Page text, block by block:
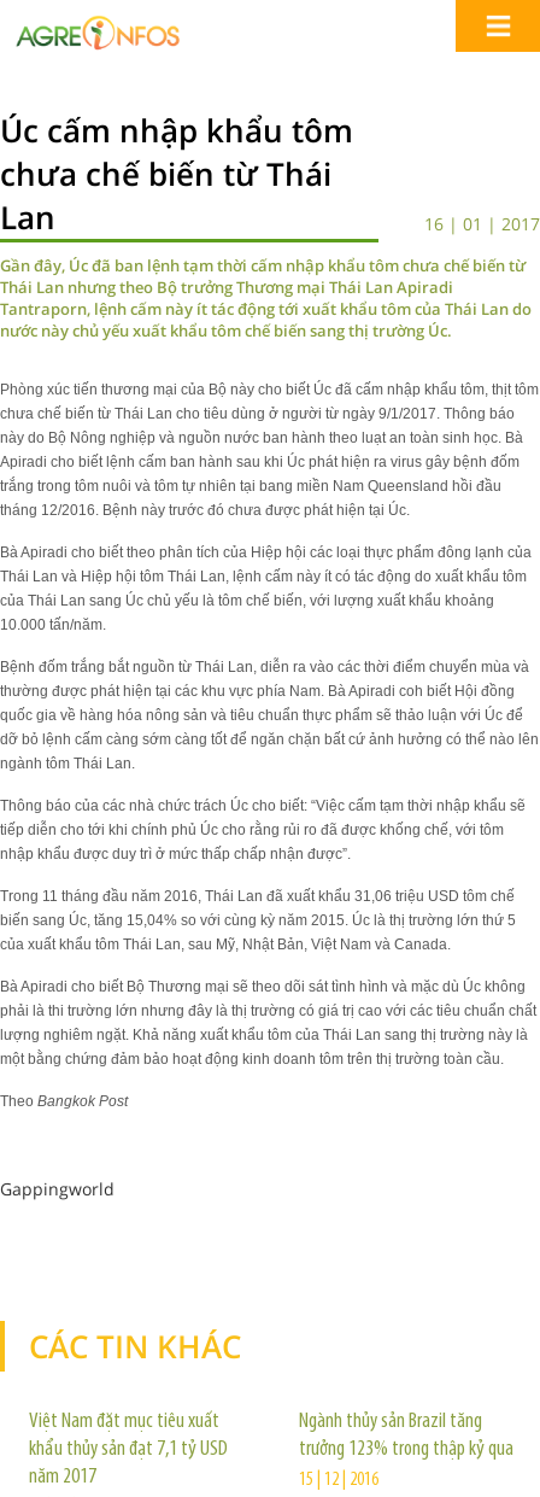
Úc cấm nhập khẩu tôm
chưa chế biến từ Thái
Lan
16 | 01 | 2017
Gần đây, Úc đã ban lệnh tạm thời cấm nhập khẩu tôm chưa chế biến từ
Thái Lan nhưng theo Bộ trưởng Thương mại Thái Lan Apiradi
Tantraporn, lệnh cấm này ít tác động tới xuất khẩu tôm của Thái Lan do
nước này chủ yếu xuất khẩu tôm chế biến sang thị trường Úc.
Phòng xúc tiến thương mại của Bộ này cho biết Úc đã cấm nhập khẩu tôm, thịt tôm
chưa chế biến từ Thái Lan cho tiêu dùng ở người từ ngày 9/1/2017. Thông báo
này do Bộ Nông nghiệp và nguồn nước ban hành theo luạt an toàn sinh học. Bà
Apiradi cho biết lệnh cấm ban hành sau khi Úc phát hiện ra virus gây bệnh đốm
trắng trong tôm nuôi và tôm tự nhiên tại bang miền Nam Queensland hồi đầu
tháng 12/2016. Bệnh này trước đó chưa được phát hiện tại Úc.
Bà Apiradi cho biết theo phân tích của Hiệp hội các loại thực phẩm đông lạnh của
Thái Lan và Hiệp hội tôm Thái Lan, lệnh cấm này ít có tác động do xuất khẩu tôm
của Thái Lan sang Úc chủ yếu là tôm chế biến, với lượng xuất khẩu khoảng
10.000 tấn/năm.
Bệnh đốm trắng bắt nguồn từ Thái Lan, diễn ra vào các thời điểm chuyển mùa và
thường được phát hiện tại các khu vực phía Nam. Bà Apiradi coh biết Hội đồng
quốc gia về hàng hóa nông sản và tiêu chuẩn thực phẩm sẽ thảo luận với Úc để
dỡ bỏ lệnh cấm càng sớm càng tốt để ngăn chặn bất cứ ảnh hưởng có thể nào lên
ngành tôm Thái Lan.
Thông báo của các nhà chức trách Úc cho biết: “Việc cấm tạm thời nhập khẩu sẽ
tiếp diễn cho tới khi chính phủ Úc cho rằng rủi ro đã được khống chế, với tôm
nhập khẩu được duy trì ở mức thấp chấp nhận được”.
Trong 11 tháng đầu năm 2016, Thái Lan đã xuất khẩu 31,06 triệu USD tôm chế
biến sang Úc, tăng 15,04% so với cùng kỳ năm 2015. Úc là thị trường lớn thứ 5
của xuất khẩu tôm Thái Lan, sau Mỹ, Nhật Bản, Việt Nam và Canada.
Bà Apiradi cho biết Bộ Thương mại sẽ theo dõi sát tình hình và mặc dù Úc không
phải là thi trường lớn nhưng đây là thị trường có giá trị cao với các tiêu chuẩn chất
lượng nghiêm ngặt. Khả năng xuất khẩu tôm của Thái Lan sang thị trường này là
một bằng chứng đảm bảo hoạt động kinh doanh tôm trên thị trường toàn cầu.
Theo Bangkok Post
Gappingworld
CÁC TIN KHÁC
Việt Nam đặt mục tiêu xuất
khẩu thủy sản đạt 7,1 tỷ USD
năm 2017
Ngành thủy sản Brazil tăng
trưởng 123% trong thập kỷ qua
15 | 12 | 2016